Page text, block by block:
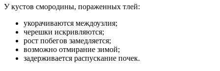
У кустов смородины, пораженных тлей:
укорачиваются междоузлия;
черешки искривляются;
рост побегов замедляется;
возможно отмирание зимой;
задерживается распускание почек.